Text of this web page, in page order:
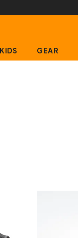
KIDS GEAR